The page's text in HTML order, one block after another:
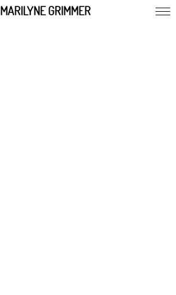
MARILYNE GRIMMER